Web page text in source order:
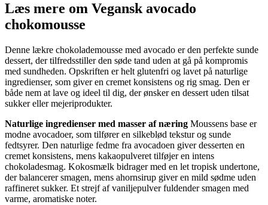
Læs mere om Vegansk avocado
chokomousse
Denne lækre chokolademousse med avocado er den perfekte sunde
dessert, der tilfredsstiller den søde tand uden at gå på kompromis
med sundheden. Opskriften er helt glutenfri og lavet på naturlige
ingredienser, som giver en cremet konsistens og rig smag. Den er
både nem at lave og ideel til dig, der ønsker en dessert uden tilsat
sukker eller mejeriprodukter.
Naturlige ingredienser med masser af næring Moussens base er
modne avocadoer, som tilfører en silkeblød tekstur og sunde
fedtsyrer. Den naturlige fedme fra avocadoen giver desserten en
cremet konsistens, mens kakaopulveret tilføjer en intens
chokoladesmag. Kokosmælk bidrager med en let tropisk undertone,
der balancerer smagen, mens ahornsirup giver en mild sødme uden
raffineret sukker. Et strejf af vaniljepulver fuldender smagen med
varme, aromatiske noter.